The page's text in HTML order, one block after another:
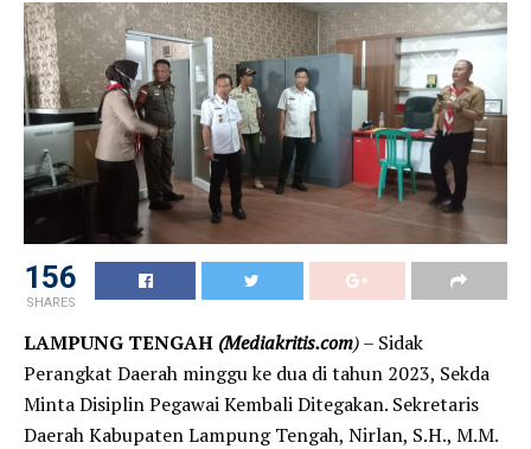
156
SHARES
LAMPUNG TENGAH (Mediakritis.com)– Sidak
Perangkat Daerah minggu ke dua di tahun 2023, Sekda
Minta Disiplin Pegawai Kembali Ditegakan. Sekretaris
Daerah Kabupaten Lampung Tengah, Nirlan, S.H., M.M.